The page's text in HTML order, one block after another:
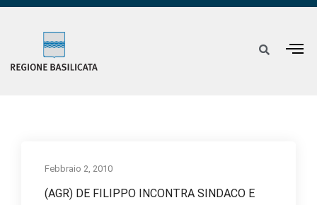
Febbraio 2, 2010
(AGR) DE FILIPPO INCONTRA SINDACO E